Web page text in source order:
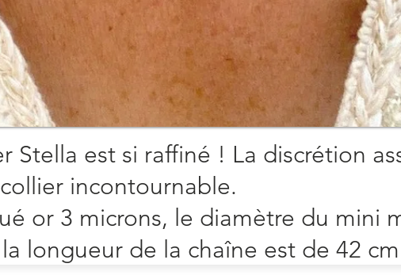
en argent ou en
un lien liberty. La
et mesure
gravure recto ou
Stella est si raffiné ! La discrétion
incontournable.
or 3 microns, le diamètre du mini
longueur de la chaîne est de 42